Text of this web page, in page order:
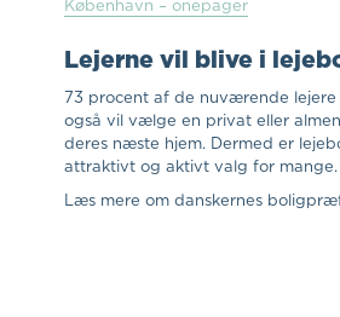
København – onepager
Lejerne vil blive i
73 procent af de nuværende lejere
også vil vælge en privat eller
deres næste hjem. Dermed er
attraktivt og aktivt valg for mange.
Læs mere om danskernes